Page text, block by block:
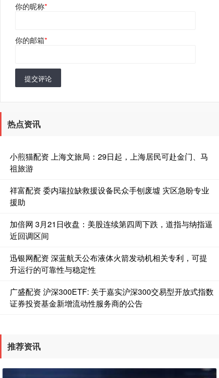
你的昵称*
你的邮箱*
提交评论
热点资讯
小煎猫配资 上海文旅局：29日起，上海居民可赴金门、马
祖旅游
祥富配资 委内瑞拉缺救援设备民众手刨废墟 灾区急盼专业
援助
加倍网 3月21日收盘：美股连续第四周下跌，道指与纳指逼
近回调区间
迅银网配资 深蓝航天公布液体火箭发动机相关专利，可提
升运行的可靠性与稳定性
广盛配资 沪深300ETF: 关于嘉实沪深300交易型开放式指数
证券投资基金新增流动性服务商的公告
推荐资讯